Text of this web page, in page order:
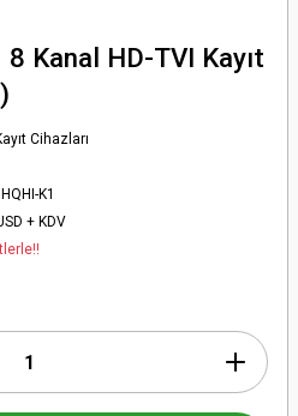
Kanal HD-TVI Kayıt
Cihazları
K1
+ KDV